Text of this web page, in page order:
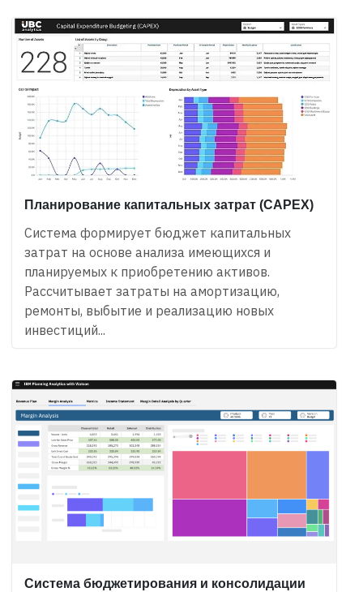
Планирование капитальных затрат (CAPEX)
Система формирует бюджет капитальных
затрат на основе анализа имеющихся и
планируемых к приобретению активов.
Рассчитывает затраты на амортизацию,
ремонты, выбытие и реализацию новых
инвестиций...
Система бюджетирования и консолидации